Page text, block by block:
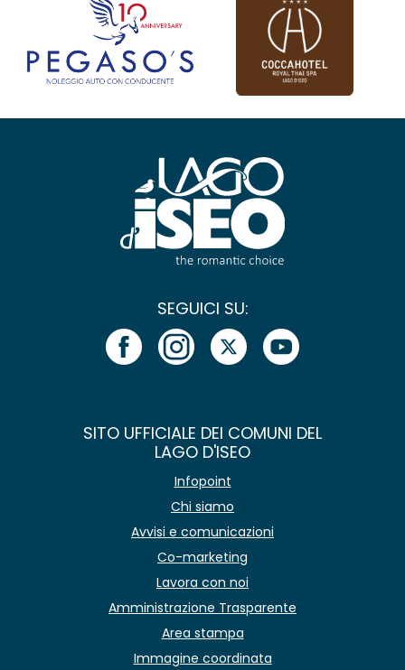
SEGUICI SU:
SITO UFFICIALE DEI COMUNI DEL
LAGO D'ISEO
Infopoint
Chi siamo
Avvisi e comunicazioni
Co-marketing
Lavora con noi
Amministrazione Trasparente
Area stampa
Immagine coordinata